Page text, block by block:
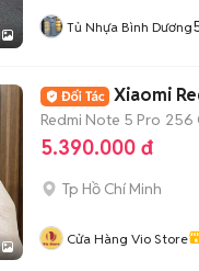
Tủ Nhựa Bình Dương
Xiaomi
Redmi Note 5 Pro 256
5.390.000 đ
Tp Hồ Chí Minh
Cửa Hàng Vio Store